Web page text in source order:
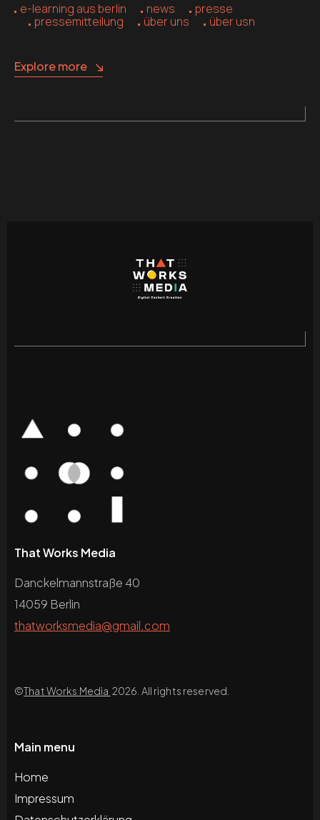
e-learning aus berlin news
presse
pressemitteilung
über uns über usn
Explore more
That Works Media
Danckelmannstraße 40
14059 Berlin
thatworksmedia@gmail.com
©That Works Media 2026. All rights reserved.
Main menu
Home
Impressum